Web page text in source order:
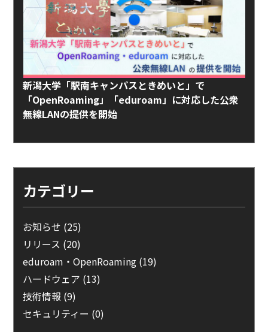
新潟大学「駅南キャンパスときめいと」で
「OpenRoaming」「eduroam」に対応した公衆
無線LANの提供を開始
カテゴリー
お知らせ (25)
リリース (20)
eduroam・OpenRoaming (19)
ハードウェア (13)
技術情報 (9)
セキュリティー (0)